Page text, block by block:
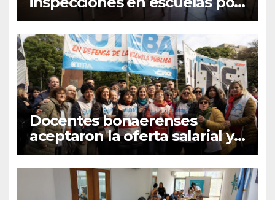
el paro nacional docente
Docentes bonaerenses
aceptaron la oferta salarial y
Suteba convocó a un paro
nacional